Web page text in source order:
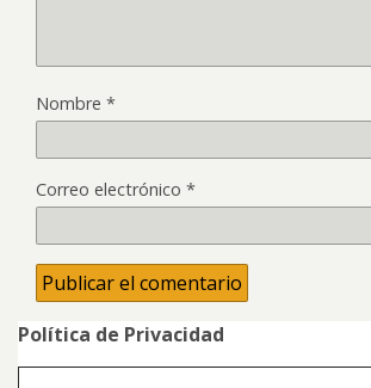
Nombre *
Correo electrónico *
Política de Privacidad